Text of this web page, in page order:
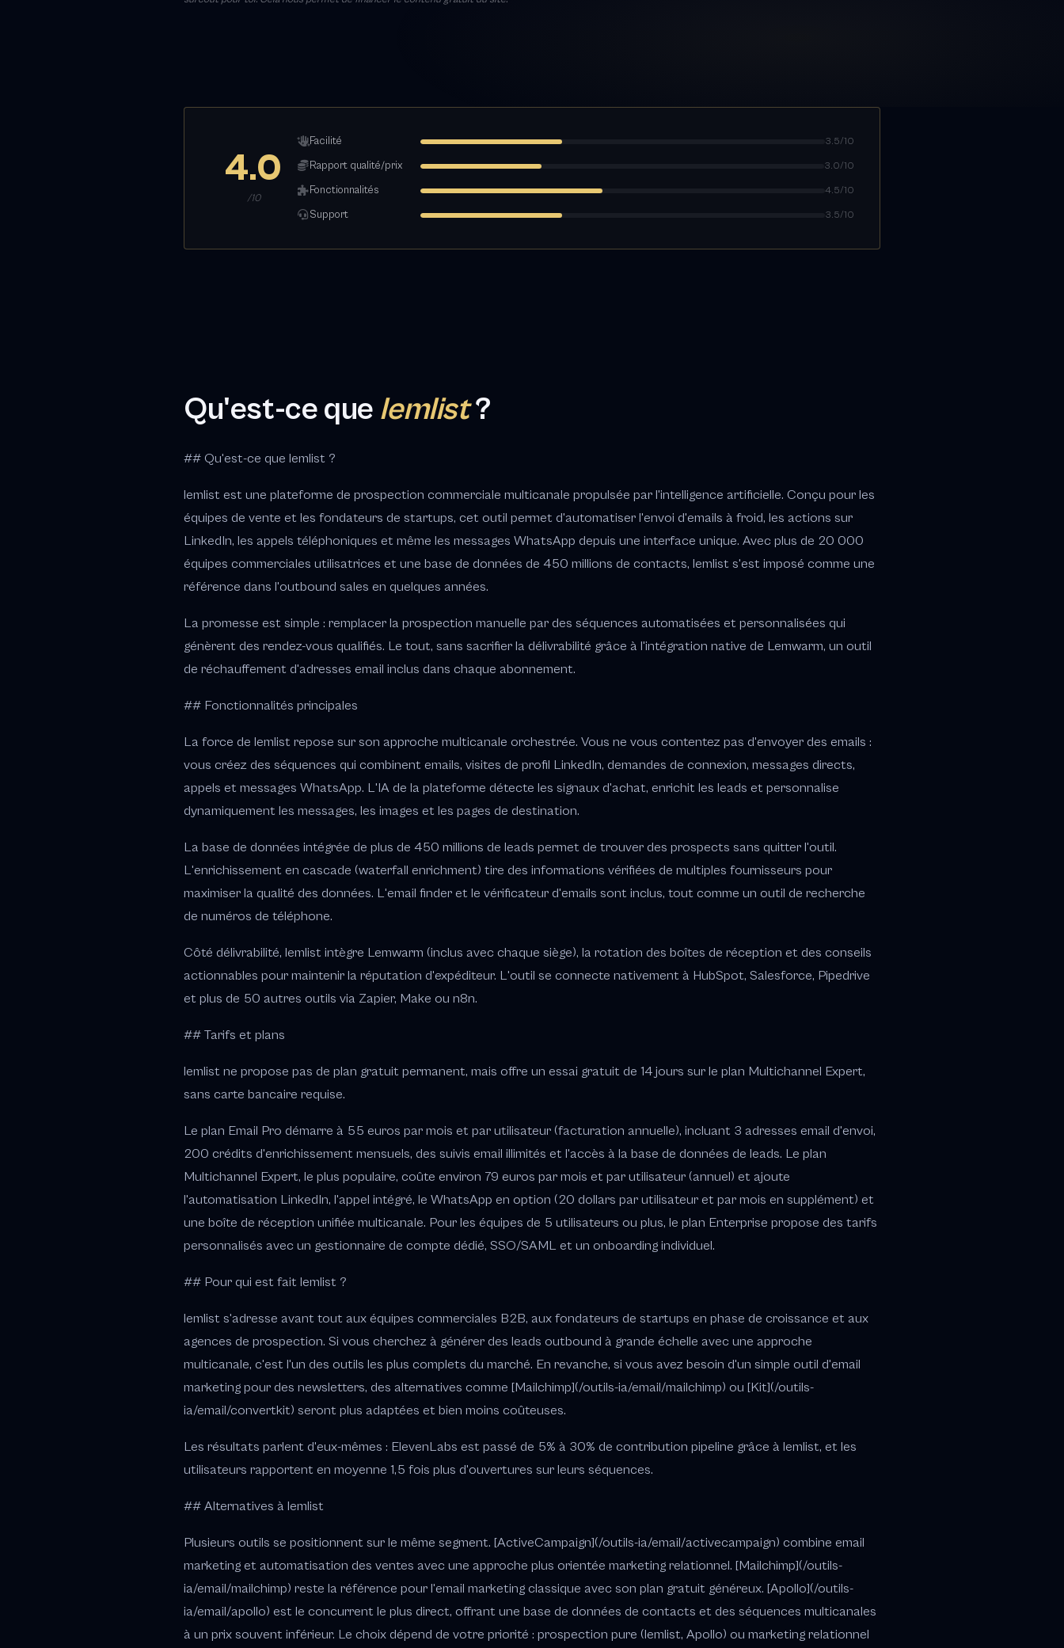
4.0
/10
Facilité 3.5/10
Rapport qualité/prix 3.0/10
Fonctionnalités 4.5/10
Support 3.5/10
Qu'est-ce que lemlist?
## Qu'est-ce que lemlist ?
lemlist est une plateforme de prospection commerciale multicanale propulsée par l'intelligence artificielle. Conçu pour les
équipes de vente et les fondateurs de startups, cet outil permet d'automatiser l'envoi d'emails à froid, les actions sur
LinkedIn, les appels téléphoniques et même les messages WhatsApp depuis une interface unique. Avec plus de 20 000
équipes commerciales utilisatrices et une base de données de 450 millions de contacts, lemlist s'est imposé comme une
référence dans l'outbound sales en quelques années.
La promesse est simple : remplacer la prospection manuelle par des séquences automatisées et personnalisées qui
génèrent des rendez-vous qualifiés. Le tout, sans sacrifier la délivrabilité grâce à l'intégration native de Lemwarm, un outil
de réchauffement d'adresses email inclus dans chaque abonnement.
## Fonctionnalités principales
La force de lemlist repose sur son approche multicanale orchestrée. Vous ne vous contentez pas d'envoyer des emails :
vous créez des séquences qui combinent emails, visites de profil LinkedIn, demandes de connexion, messages directs,
appels et messages WhatsApp. L'IA de la plateforme détecte les signaux d'achat, enrichit les leads et personnalise
dynamiquement les messages, les images et les pages de destination.
La base de données intégrée de plus de 450 millions de leads permet de trouver des prospects sans quitter l'outil.
L'enrichissement en cascade (waterfall enrichment) tire des informations vérifiées de multiples fournisseurs pour
maximiser la qualité des données. L'email finder et le vérificateur d'emails sont inclus, tout comme un outil de recherche
de numéros de téléphone.
Côté délivrabilité, lemlist intègre Lemwarm (inclus avec chaque siège), la rotation des boîtes de réception et des conseils
actionnables pour maintenir la réputation d'expéditeur. L'outil se connecte nativement à HubSpot, Salesforce, Pipedrive
et plus de 50 autres outils via Zapier, Make ou n8n.
## Tarifs et plans
lemlist ne propose pas de plan gratuit permanent, mais offre un essai gratuit de 14 jours sur le plan Multichannel Expert,
sans carte bancaire requise.
Le plan Email Pro démarre à 55 euros par mois et par utilisateur (facturation annuelle), incluant 3 adresses email d'envoi,
200 crédits d'enrichissement mensuels, des suivis email illimités et l'accès à la base de données de leads. Le plan
Multichannel Expert, le plus populaire, coûte environ 79 euros par mois et par utilisateur (annuel) et ajoute
l'automatisation LinkedIn, l'appel intégré, le WhatsApp en option (20 dollars par utilisateur et par mois en supplément) et
une boîte de réception unifiée multicanale. Pour les équipes de 5 utilisateurs ou plus, le plan Enterprise propose des tarifs
personnalisés avec un gestionnaire de compte dédié, SSO/SAML et un onboarding individuel.
## Pour qui est fait lemlist ?
lemlist s'adresse avant tout aux équipes commerciales B2B, aux fondateurs de startups en phase de croissance et aux
agences de prospection. Si vous cherchez à générer des leads outbound à grande échelle avec une approche
multicanale, c'est l'un des outils les plus complets du marché. En revanche, si vous avez besoin d'un simple outil d'email
marketing pour des newsletters, des alternatives comme [Mailchimp](/outils-ia/email/mailchimp) ou [Kit](/outils-
ia/email/convertkit) seront plus adaptées et bien moins coûteuses.
Les résultats parlent d'eux-mêmes : ElevenLabs est passé de 5% à 30% de contribution pipeline grâce à lemlist, et les
utilisateurs rapportent en moyenne 1,5 fois plus d'ouvertures sur leurs séquences.
## Alternatives à lemlist
Plusieurs outils se positionnent sur le même segment. [ActiveCampaign](/outils-ia/email/activecampaign) combine email
marketing et automatisation des ventes avec une approche plus orientée marketing relationnel. [Mailchimp](/outils-
ia/email/mailchimp) reste la référence pour l'email marketing classique avec son plan gratuit généreux. [Apollo](/outils-
ia/email/apollo) est le concurrent le plus direct, offrant une base de données de contacts et des séquences multicanales
à un prix souvent inférieur. Le choix dépend de votre priorité : prospection pure (lemlist, Apollo) ou marketing relationnel